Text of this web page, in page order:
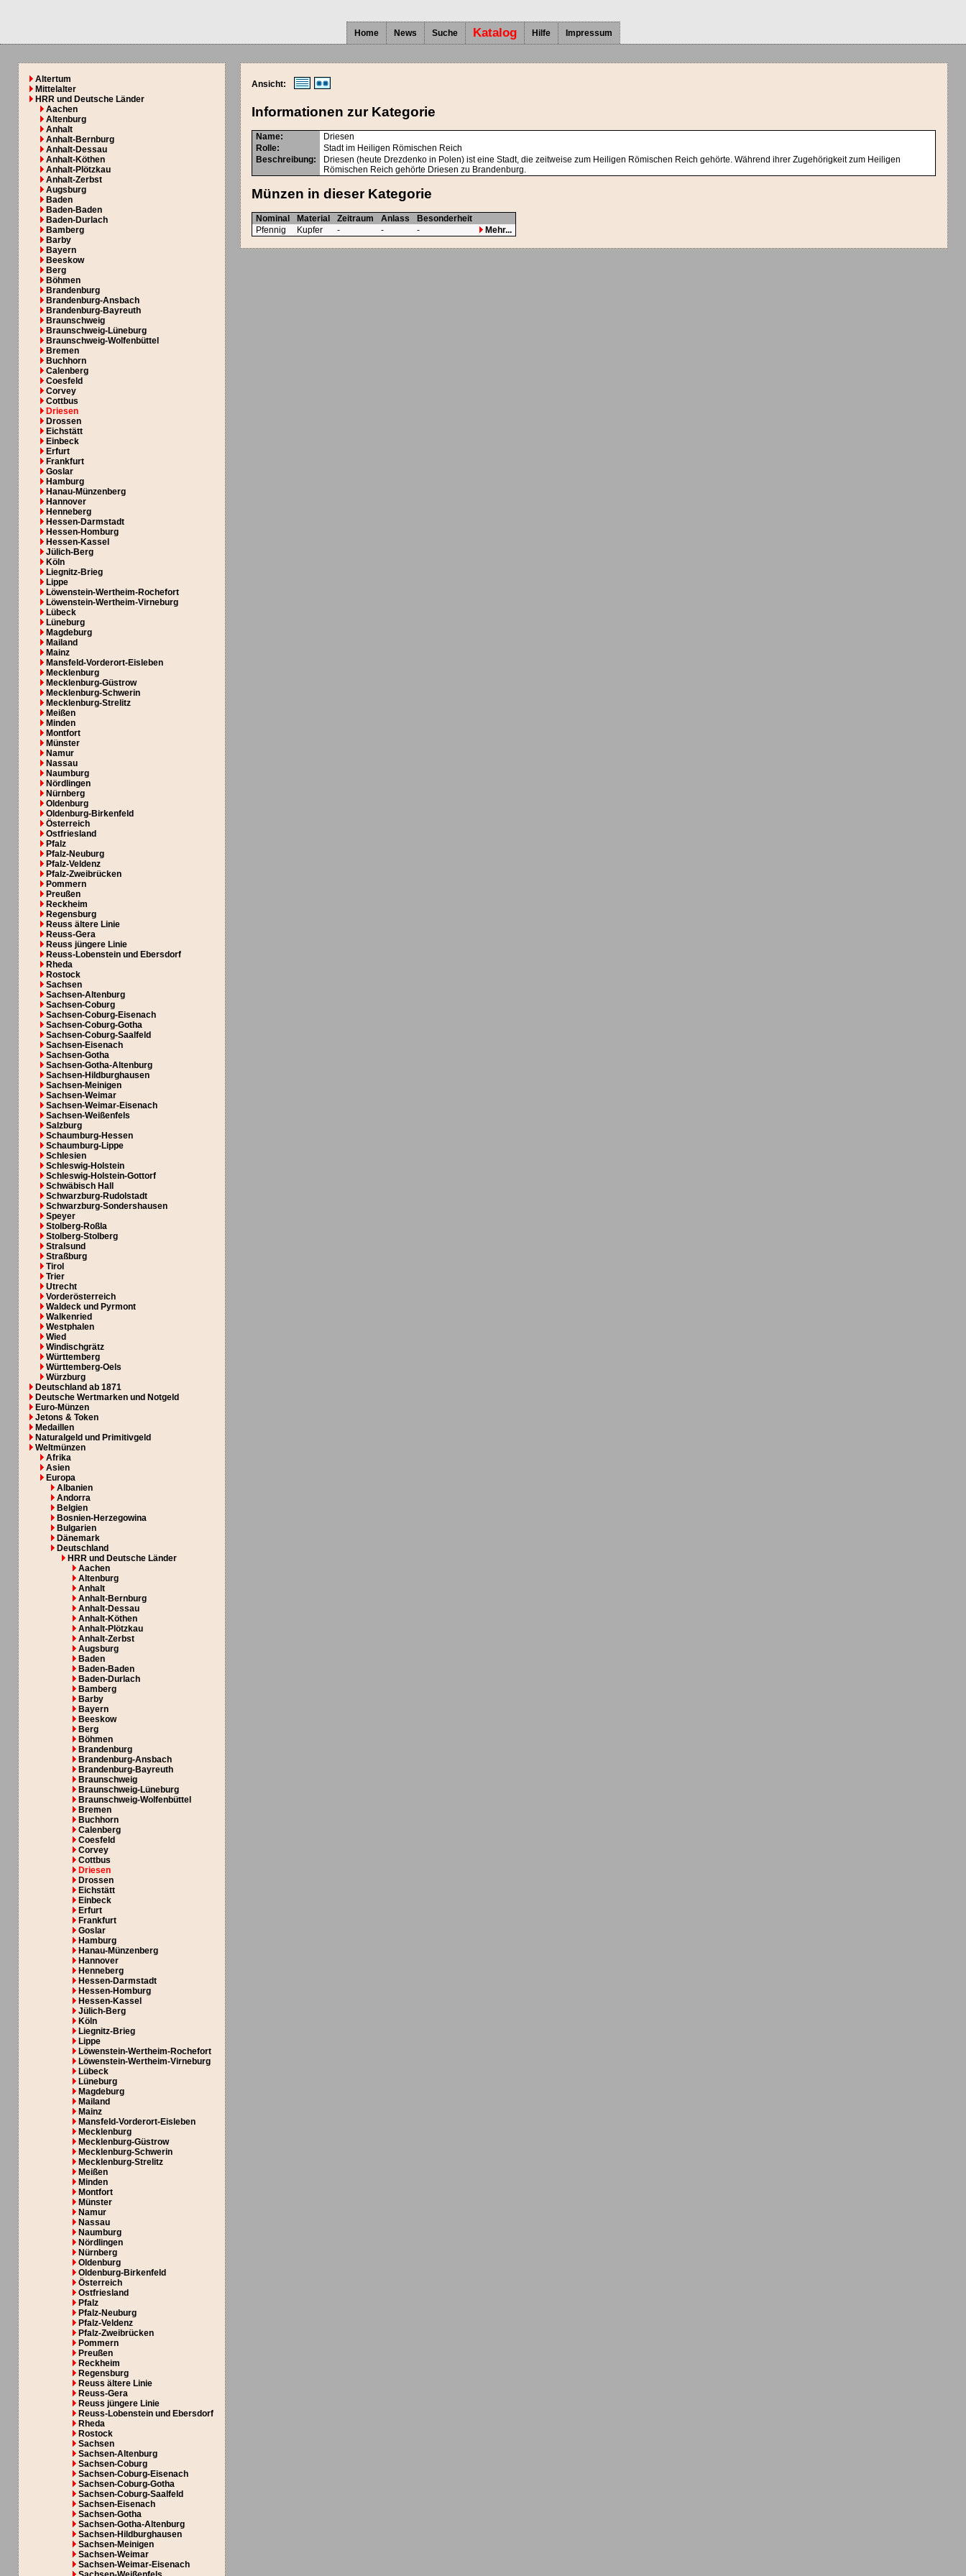
Home News Suche Katalog Hilfe Impressum
Altertum
Mittelalter
HRR und Deutsche Länder
Aachen
Altenburg
Anhalt
Anhalt-Bernburg
Anhalt-Dessau
Anhalt-Köthen
Anhalt-Plötzkau
Anhalt-Zerbst
Augsburg
Baden
Baden-Baden
Baden-Durlach
Bamberg
Barby
Bayern
Beeskow
Berg
Böhmen
Brandenburg
Brandenburg-Ansbach
Brandenburg-Bayreuth
Braunschweig
Braunschweig-Lüneburg
Braunschweig-Wolfenbüttel
Bremen
Buchhorn
Calenberg
Coesfeld
Corvey
Cottbus
Driesen
Drossen
Eichstätt
Einbeck
Erfurt
Frankfurt
Goslar
Hamburg
Hanau-Münzenberg
Hannover
Henneberg
Hessen-Darmstadt
Hessen-Homburg
Hessen-Kassel
Jülich-Berg
Köln
Liegnitz-Brieg
Lippe
Löwenstein-Wertheim-Rochefort
Löwenstein-Wertheim-Virneburg
Lübeck
Lüneburg
Magdeburg
Mailand
Mainz
Mansfeld-Vorderort-Eisleben
Mecklenburg
Mecklenburg-Güstrow
Mecklenburg-Schwerin
Mecklenburg-Strelitz
Meißen
Minden
Montfort
Münster
Namur
Nassau
Naumburg
Nördlingen
Nürnberg
Oldenburg
Oldenburg-Birkenfeld
Österreich
Ostfriesland
Pfalz
Pfalz-Neuburg
Pfalz-Veldenz
Pfalz-Zweibrücken
Pommern
Preußen
Reckheim
Regensburg
Reuss ältere Linie
Reuss-Gera
Reuss jüngere Linie
Reuss-Lobenstein und Ebersdorf
Rheda
Rostock
Sachsen
Sachsen-Altenburg
Sachsen-Coburg
Sachsen-Coburg-Eisenach
Sachsen-Coburg-Gotha
Sachsen-Coburg-Saalfeld
Sachsen-Eisenach
Sachsen-Gotha
Sachsen-Gotha-Altenburg
Sachsen-Hildburghausen
Sachsen-Meinigen
Sachsen-Weimar
Sachsen-Weimar-Eisenach
Sachsen-Weißenfels
Salzburg
Schaumburg-Hessen
Schaumburg-Lippe
Schlesien
Schleswig-Holstein
Schleswig-Holstein-Gottorf
Schwäbisch Hall
Schwarzburg-Rudolstadt
Schwarzburg-Sondershausen
Speyer
Stolberg-Roßla
Stolberg-Stolberg
Stralsund
Straßburg
Tirol
Trier
Utrecht
Vorderösterreich
Waldeck und Pyrmont
Walkenried
Westphalen
Wied
Windischgrätz
Württemberg
Württemberg-Oels
Würzburg
Deutschland ab 1871
Deutsche Wertmarken und Notgeld
Euro-Münzen
Jetons & Token
Medaillen
Naturalgeld und Primitivgeld
Weltmünzen
Afrika
Asien
Europa
Albanien
Andorra
Belgien
Bosnien-Herzegowina
Bulgarien
Dänemark
Deutschland
HRR und Deutsche Länder
Aachen
Altenburg
Anhalt
Anhalt-Bernburg
Anhalt-Dessau
Anhalt-Köthen
Anhalt-Plötzkau
Anhalt-Zerbst
Augsburg
Baden
Baden-Baden
Baden-Durlach
Bamberg
Barby
Bayern
Beeskow
Berg
Böhmen
Brandenburg
Brandenburg-Ansbach
Brandenburg-Bayreuth
Braunschweig
Braunschweig-Lüneburg
Braunschweig-Wolfenbüttel
Bremen
Buchhorn
Calenberg
Coesfeld
Corvey
Cottbus
Driesen
Drossen
Eichstätt
Einbeck
Erfurt
Frankfurt
Goslar
Hamburg
Hanau-Münzenberg
Hannover
Henneberg
Hessen-Darmstadt
Hessen-Homburg
Hessen-Kassel
Jülich-Berg
Köln
Liegnitz-Brieg
Lippe
Löwenstein-Wertheim-Rochefort
Löwenstein-Wertheim-Virneburg
Lübeck
Lüneburg
Magdeburg
Mailand
Mainz
Mansfeld-Vorderort-Eisleben
Mecklenburg
Mecklenburg-Güstrow
Mecklenburg-Schwerin
Mecklenburg-Strelitz
Meißen
Minden
Montfort
Münster
Namur
Nassau
Naumburg
Nördlingen
Nürnberg
Oldenburg
Oldenburg-Birkenfeld
Österreich
Ostfriesland
Pfalz
Pfalz-Neuburg
Pfalz-Veldenz
Pfalz-Zweibrücken
Pommern
Preußen
Reckheim
Regensburg
Reuss ältere Linie
Reuss-Gera
Reuss jüngere Linie
Reuss-Lobenstein und Ebersdorf
Rheda
Rostock
Sachsen
Sachsen-Altenburg
Sachsen-Coburg
Sachsen-Coburg-Eisenach
Sachsen-Coburg-Gotha
Sachsen-Coburg-Saalfeld
Sachsen-Eisenach
Sachsen-Gotha
Sachsen-Gotha-Altenburg
Sachsen-Hildburghausen
Sachsen-Meinigen
Sachsen-Weimar
Sachsen-Weimar-Eisenach
Ansicht:
Informationen zur Kategorie
Name:
Driesen
Rolle:
Stadt im Heiligen Römischen Reich
Beschreibung:
Driesen (heute Drezdenko in Polen) ist eine Stadt, die zeitweise zum Heiligen Römischen Reich gehörte. Während ihrer Zugehörigkeit zum Heiligen
Römischen Reich gehörte Driesen zu Brandenburg.
Münzen in dieser Kategorie
Nominal Material Zeitraum Anlass
Besonderheit
Pfennig
Kupfer - - - Mehr...